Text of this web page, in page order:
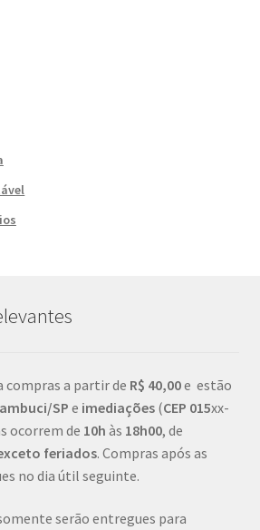
compras a partir de R$ 40,00e estão
SP e imediações(CEP 015xx-
ocorrem de 10h às 18h00, de
feriados. Compras após as
no dia útil seguinte.
serão entregues para